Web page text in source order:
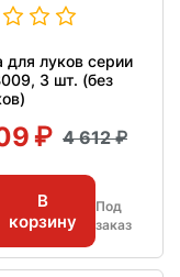
для луков серии
3 шт. (без
4 612
В
корзину
Под
заказ